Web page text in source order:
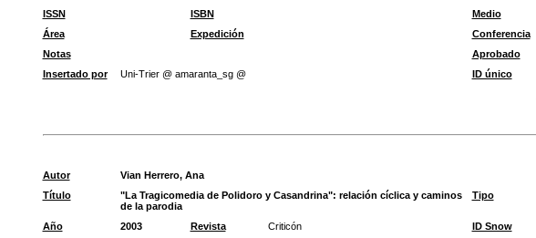
ISSN ISBN
Medio
Área
Expedición
Conferencia
Notas
Aprobado
Insertado por
Uni-Trier @ amaranta_sg @ ID único
Autor
Vian Herrero, Ana
Título
"La Tragicomedia de Polidoro y Casandrina": relación cíclica y caminos
de la parodia
Tipo
Año 2003 Revista Criticón ID Snow